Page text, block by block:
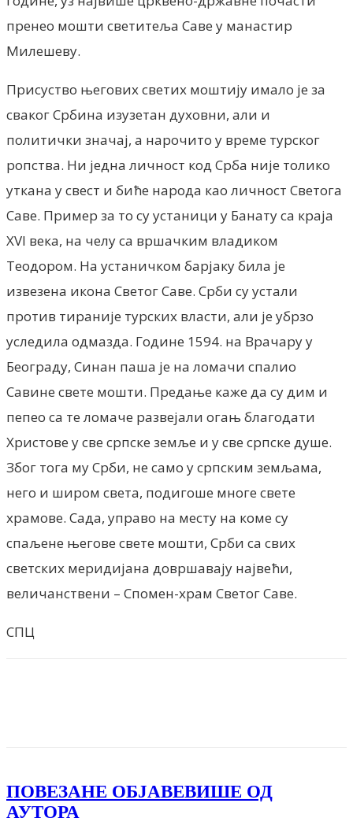
пренео мошти светитеља Саве у манастир
Милешеву.
Присуство његових светих моштију имало је за
сваког Србина изузетан духовни, али и
политички значај, а нарочито у време турског
ропства. Ни једна личност код Срба није толико
уткана у свест и биће народа као личност Светога
Саве. Пример за то су устаници у Банату са краја
XVI века, на челу са вршачким владиком
Теодором. На устаничком барјаку била је
извезена икона Светог Саве. Срби су устали
против тираније турских власти, али је убрзо
уследила одмазда. Године 1594. на Врачару у
Београду, Синан паша је на ломачи спалиo
Савине свете мошти. Предање каже да су дим и
пепео са те ломаче развејали огањ благодати
Христове у све српске земље и у све српске душе.
Због тога му Срби, не само у српским земљама,
него и широм света, подигоше многе свете
храмове. Сада, управо на месту на коме су
спаљене његове свете мошти, Срби са свих
светских меридијана довршавају највећи,
величанствени – Спомен-храм Светог Саве.
СПЦ
ПОВЕЗАНЕ ОБЈАВЕВИШЕ ОД